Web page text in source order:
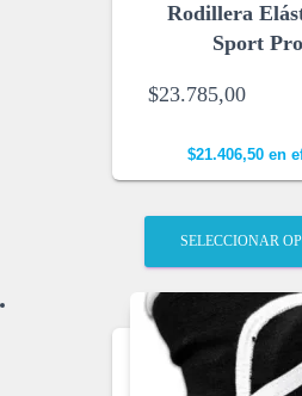
Rodillera
Sport
$23.785,00
$21.406,50en
SELECCIONAR